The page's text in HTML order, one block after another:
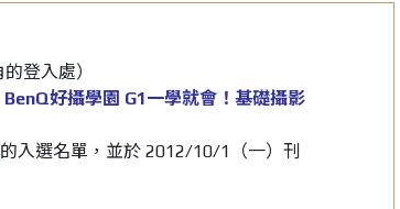
登入處）
好攝學園 G1一學就會！基礎攝影
入選名單，並於 2012/10/1（一）刊